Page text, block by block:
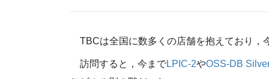
TBCは全国に数多くの店舗を抱えており
訪問すると，今までLPIC-2やOSS-DB